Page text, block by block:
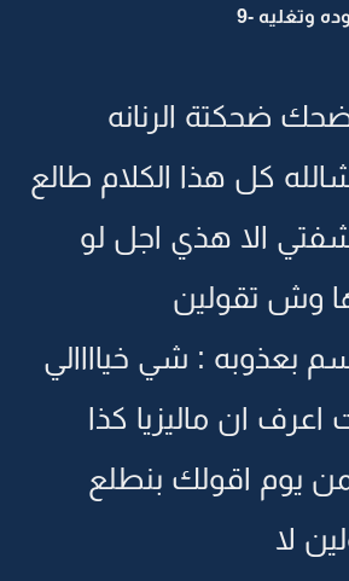
وتغليه -9
ضحكتة الرنانه
كل هذا الكلام طالع
الا هذي اجل لو
وش تقولين
بعذوبه : شي خياااالي
اعرف ان ماليزيا كذا
يوم اقولك بنطلع
لا